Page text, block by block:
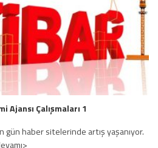
Çalışmaları 1
haber sitelerinde artış yaşanıyor.